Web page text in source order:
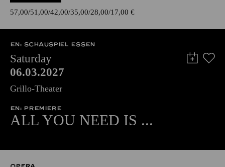
57,00 51,00 42,00 35,00 28,00 17,00 €
EN: SCHAUSPIEL ESSEN
Saturday
06.03.2027
Grillo-Theater
EN: PREMIERE
ALL YOU NEED IS ...